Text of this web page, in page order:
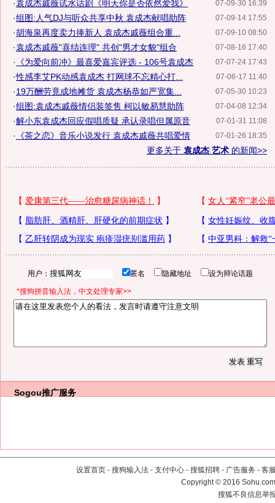
07-09-30 16:39
·袁成杰戚薇试水话剧《明天你是否依然爱我》
07-09-14 17:55
·组图:人气DJ与听众共享中秋 袁成杰献唱助阵
07-09-10 08:50
·胡海泉再度卖力捧新人 袁成杰戚薇组合重...
07-08-16 17:40
·袁成杰戚薇"喜结连理" 共创"男才女貌"组合
07-07-24 17:43
· 《为爱向前冲》最喜爱嘉宾评选 - 106号袁成杰
07-06-17 11:40
·性感李艾PK动感袁成杰 打网球不忘精心打...
07-05-30 10:23
·19万酬劳竟成地摊货 袁成杰杨恭如严宽集...
07-04-08 12:34
·组图:袁成杰戚薇情侣装签售 柯以敏易慧助阵
07-01-31 11:08
·解小东袁成杰回应假唱质疑 承认录唱但属原音
07-01-26 18:35
·
《茶之恋》音乐小说发行 袁成杰戚薇共唱爱情
更多关于 袁成杰 艺术 的新闻>>
用户： 匿名 隐藏地址 设为辩论话题
*搜狗拼音输入法，中文处理专家>>
Sogou推广服务
设置首页 - 搜狗输入法 - 支付中心 - 搜狐招聘 - 广告服务 - 客
Copyright©2016
搜狐不良信息举